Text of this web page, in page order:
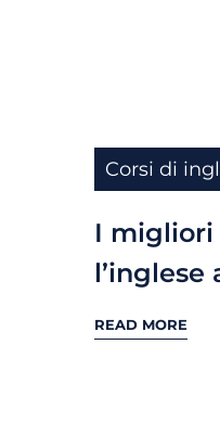
Corsi di
I migliori
l’inglese
READ MORE